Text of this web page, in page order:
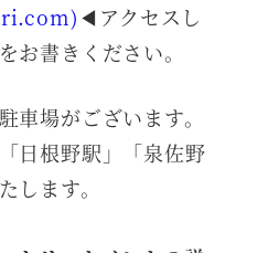
◀アクセスし
お書きください。
場がございます。
日根野駅」「泉佐野
します。